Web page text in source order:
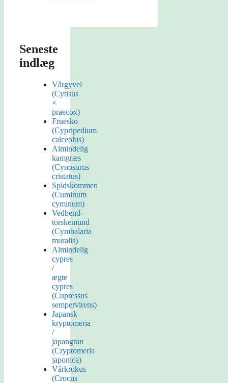
Seneste
indlæg
Vårgyvel
(Cytisus
×
praecox)
Fruesko
(Cypripedium
calceolus)
Almindelig
kamgræs
(Cynosurus
cristatus)
Spidskommen
(Cuminum
cyminum)
Vedbend-
torskemund
(Cymbalaria
muralis)
Almindelig
cypres
/
ægte
cypres
(Cupressus
sempervirens)
Japansk
kryptomeria
/
japangran
(Cryptomeria
japonica)
Vårkrokus
(Crocus